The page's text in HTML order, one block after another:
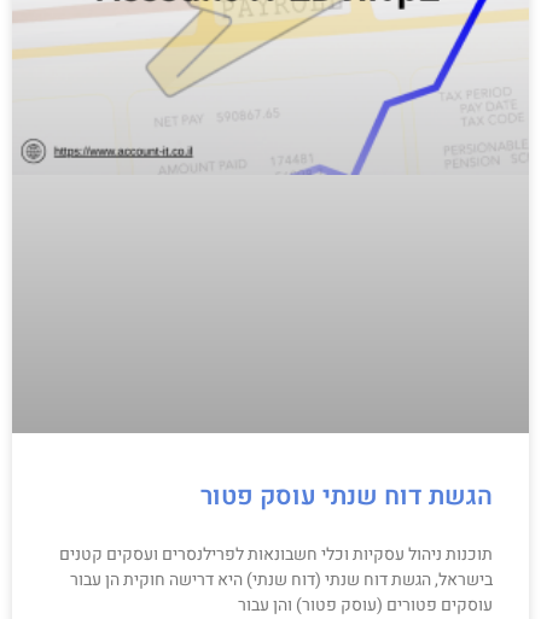
הגשת דוח שנתי עוסק פטור
תוכנות ניהול עסקיות וכלי חשבונאות לפרילנסרים ועסקים קטנים
בישראל, הגשת דוח שנתי (דוח שנתי) היא דרישה חוקית הן עבור
עוסקים פטורים (עוסק פטור) והן עבור